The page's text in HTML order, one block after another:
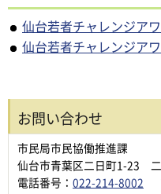
仙台若者チャレンジア
仙台若者チャレンジア
お問い合わせ
市民局市民協働推進課
仙台市青葉区二日町1-23
電話番号： 022-214-8002